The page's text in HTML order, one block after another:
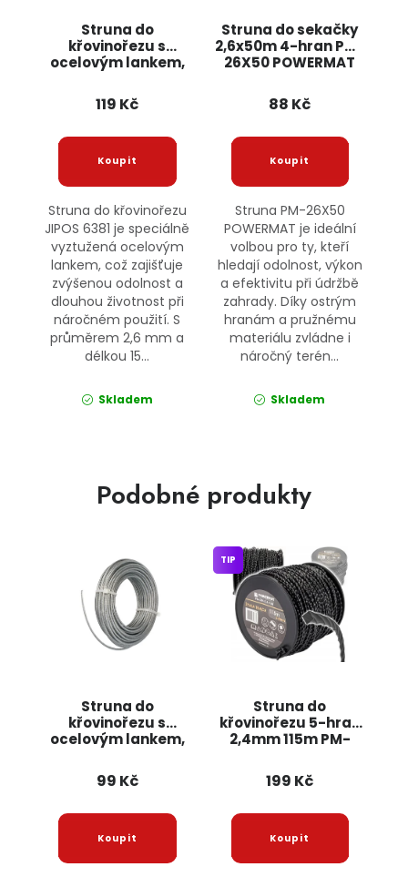
Struna do
křovinořezu s
ocelovým lankem,
JIPOS
119 Kč
Struna do křovinořezu
JIPOS 6381 je speciálně
vyztužená ocelovým
lankem, což zajišťuje
zvýšenou odolnost a
dlouhou životnost při
náročném použití. S
průměrem 2,6 mm a
délkou 15...
Skladem
Struna do sekačky
2,6x50m 4-hran PM-
26X50 POWERMAT
88 Kč
Struna PM-26X50
POWERMAT je ideální
volbou pro ty, kteří
hledají odolnost, výkon
a efektivitu při údržbě
zahrady. Díky ostrým
hranám a pružnému
materiálu zvládne i
náročný terén...
Skladem
Podobné produkty
Struna do
křovinořezu s
ocelovým lankem,
JIPOS
99 Kč
Struna do
křovinořezu 5-hran
2,4mm 115m PM-
POWERMAT
TIP
199 Kč